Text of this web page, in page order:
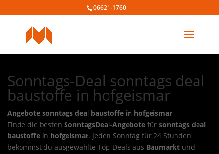
06621-1760
Sonntags-Deal sonntags deal
baustoffe in hofgeismar
Angebote sonntags deal baustoffe in hofgeismar
Finde die besten SonntagsDeal-Angebote für sonntags deal
baustoffe in hofgeismar. Jeden Sonntag für 24 Stunden
bekommst du ausgewählte Top-Deals aus Baumarkt und